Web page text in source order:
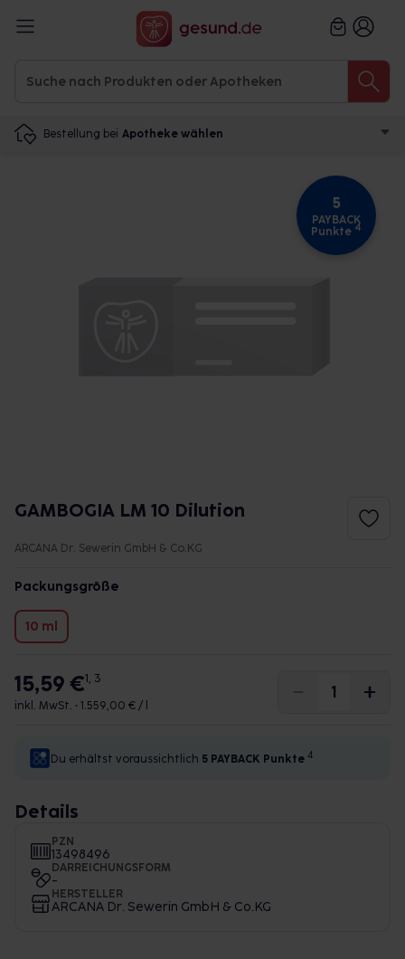
Bestellung bei Apotheke wählen
5
PAYBACK
Punkte 4
GAMBOGIA LM 10 Dilution
ARCANA Dr. Sewerin GmbH & Co.KG
Packungsgröße
10 ml
15,59 €1, 3
inkl. MwSt. • 1.559,00 € / l
Du erhältst voraussichtlich 5 PAYBACK Punkte 4
Details
PZN
13498496
DARREICHUNGSFORM
-
HERSTELLER
ARCANA Dr. Sewerin GmbH & Co.KG